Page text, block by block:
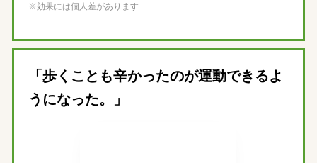
※効果には個人差があります
「歩くことも辛かったのが運動できるよ
うになった。」